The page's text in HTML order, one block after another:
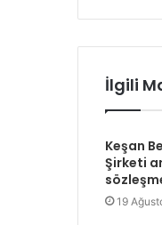
i
İlgili
Keşan
Şirketi
19